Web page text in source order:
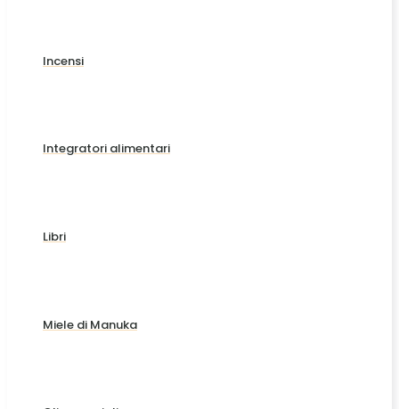
Incensi
Integratori alimentari
Libri
Miele di Manuka